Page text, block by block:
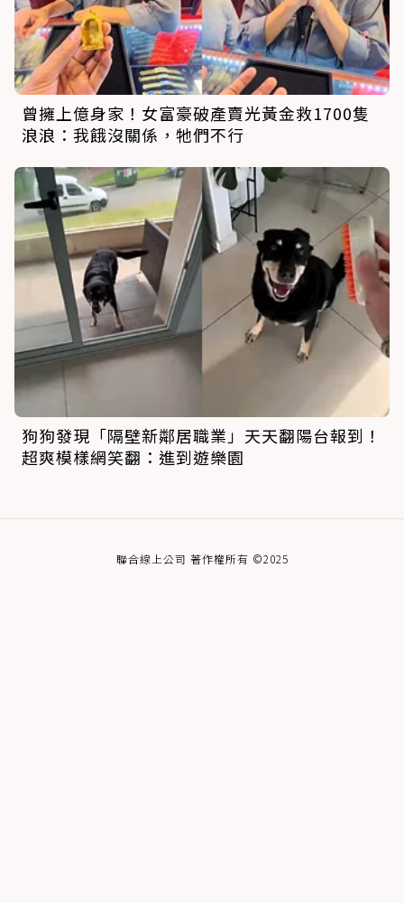
曾擁上億身家！女富豪破產賣光黃金救1700隻
浪浪：我餓沒關係，牠們不行
狗狗發現「隔壁新鄰居職業」天天翻陽台報到！
超爽模樣網笑翻：進到遊樂園
聯合線上公司 著作權所有 ©2025